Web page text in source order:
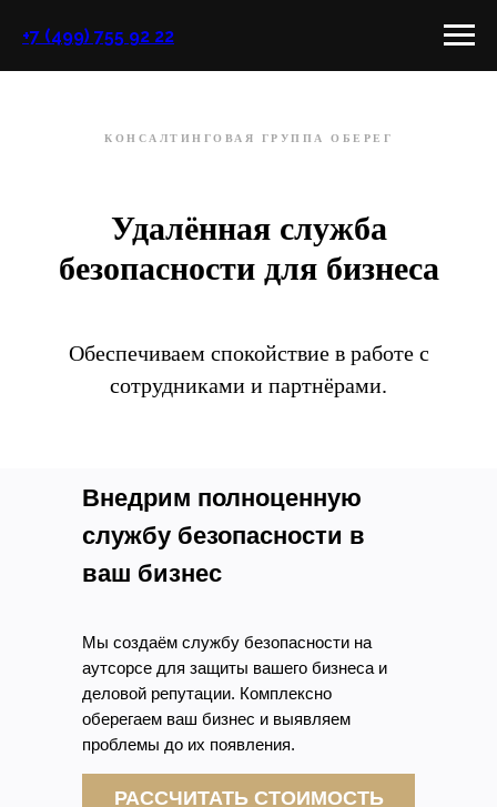
+7 (499) 755 92 22
КОНСАЛТИНГОВАЯ ГРУППА ОБЕРЕГ
Удалённая служба
безопасности для бизнеса
Обеспечиваем спокойствие в работе с
сотрудниками и партнёрами.
Мы создаём службу безопасности на
аутсорсе для защиты вашего бизнеса и
деловой репутации. Комплексно
оберегаем ваш бизнес и выявляем
проблемы до их появления.
Внедрим полноценную
службу безопасности в
ваш бизнес
РАССЧИТАТЬ СТОИМОСТЬ